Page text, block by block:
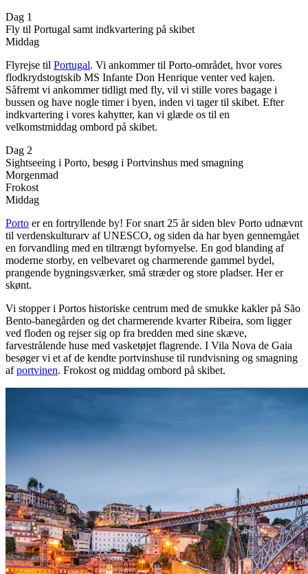
Dag 1
Fly til Portugal samt indkvartering på skibet
Middag
Flyrejse til Portugal. Vi ankommer til Porto-området, hvor vores
flodkrydstogtskib MS Infante Don Henrique venter ved kajen.
Såfremt vi ankommer tidligt med fly, vil vi stille vores bagage i
bussen og have nogle timer i byen, inden vi tager til skibet. Efter
indkvartering i vores kahytter, kan vi glæde os til en
velkomstmiddag ombord på skibet.
Dag 2
Sightseeing i Porto, besøg i Portvinshus med smagning
Morgenmad
Frokost
Middag
Porto er en fortryllende by! For snart 25 år siden blev Porto udnævnt
til verdenskulturarv af UNESCO, og siden da har byen gennemgået
en forvandling med en tiltrængt byfornyelse. En god blanding af
moderne storby, en velbevaret og charmerende gammel bydel,
prangende bygningsværker, små stræder og store pladser. Her er
skønt.
Vi stopper i Portos historiske centrum med de smukke kakler på São
Bento-banegården og det charmerende kvarter Ribeira, som ligger
ved floden og rejser sig op fra bredden med sine skæve,
farvestrålende huse med vasketøjet flagrende. I Vila Nova de Gaia
besøger vi et af de kendte portvinshuse til rundvisning og smagning
afportvinen. Frokost og middag ombord på skibet.